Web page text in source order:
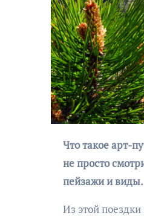
Что такое арт-путешествие? Это формат, в котором меняется восприятие окружающей реальности: вы
не просто
пейзажи и виды.
Из этой